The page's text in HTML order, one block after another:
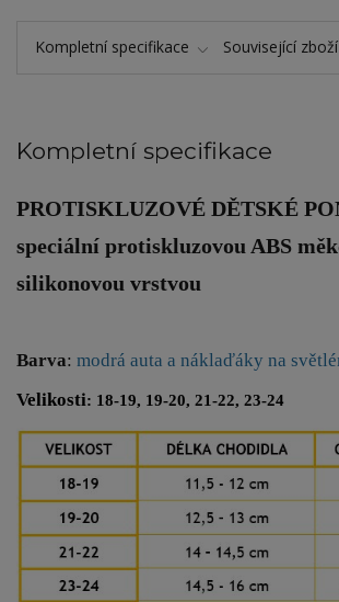
Kompletní specifikace Související zboží
Kompletní specifikace
PROTISKLUZOVÉ DĚTSKÉ
speciální protiskluzovou ABS
silikonovou vrstvou
Barva: modrá auta a náklaďáky na
Velikosti: 18-19, 19-20, 21-22, 23-24